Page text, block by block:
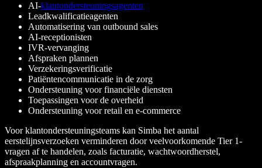
AI-klantondersteuningsagenten
Leadkwalificatieagenten
Automatisering van outbound sales
AI-receptionisten
IVR-vervanging
Afspraken plannen
Verzekeringsverificatie
Patiëntencommunicatie in de zorg
Ondersteuning voor financiële diensten
Toepassingen voor de overheid
Ondersteuning voor retail en e-commerce
Voor klantondersteuningsteams kan Simba het aantal
eerstelijnsverzoeken verminderen door veelvoorkomende Tier 1-
vragen af te handelen, zoals facturatie, wachtwoordherstel,
afspraakplanning en accountvragen.